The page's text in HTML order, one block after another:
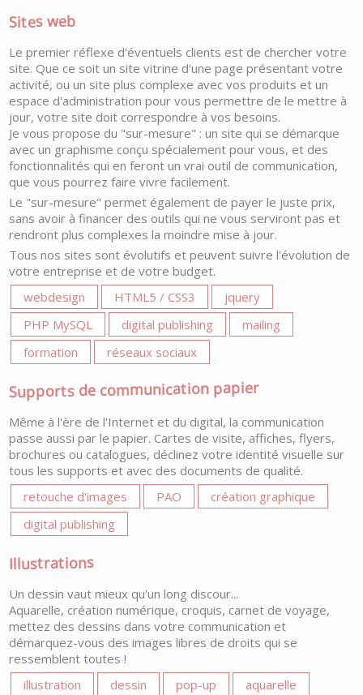
Sites web
Le premier réflexe d'éventuels clients est de chercher votre
site. Que ce soit un site vitrine d'une page présentant votre
activité, ou un site plus complexe avec vos produits et un
espace d'administration pour vous permettre de le mettre à
jour, votre site doit correspondre à vos besoins.
Je vous propose du "sur-mesure" : un site qui se démarque
avec un graphisme conçu spécialement pour vous, et des
fonctionnalités qui en feront un vrai outil de communication,
que vous pourrez faire vivre facilement.
Le "sur-mesure" permet également de payer le juste prix,
sans avoir à financer des outils qui ne vous serviront pas et
rendront plus complexes la moindre mise à jour.
Tous nos sites sont évolutifs et peuvent suivre l'évolution de
votre entreprise et de votre budget.
webdesign
HTML5 / CSS3
jquery
PHP MySQL
digital publishing
mailing
formation
réseaux sociaux
Supports de communication papier
Même à l'ère de l'Internet et du digital, la communication
passe aussi par le papier. Cartes de visite, affiches, flyers,
brochures ou catalogues, déclinez votre identité visuelle sur
tous les supports et avec des documents de qualité.
retouche d'images
PAO
création graphique
digital publishing
Illustrations
Un dessin vaut mieux qu'un long discour...
Aquarelle, création numérique, croquis, carnet de voyage,
mettez des dessins dans votre communication et
démarquez-vous des images libres de droits qui se
ressemblent toutes !
illustration
dessin pop-up aquarelle